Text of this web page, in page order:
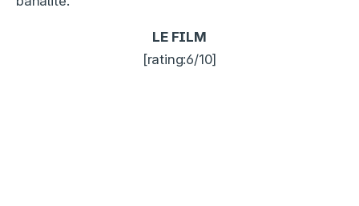
LE FILM
[rating:6/10]